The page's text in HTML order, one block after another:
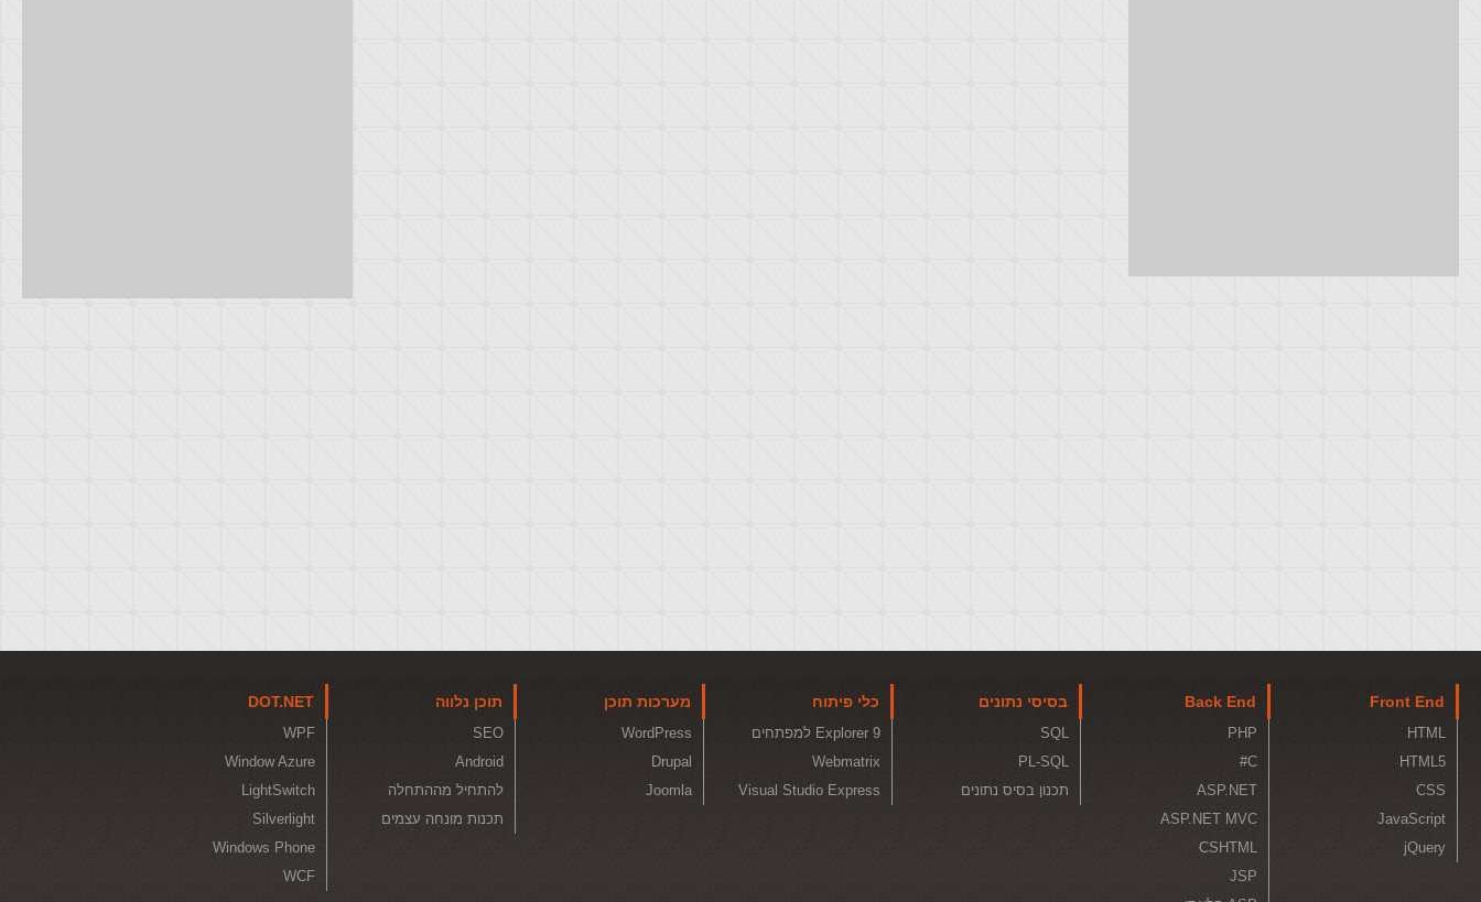
Front End
HTML
HTML5
CSS
JavaScript
jQuery
Back End
PHP
C#
ASP.NET
ASP.NET MVC
CSHTML
JSP
בסיסי נתונים
SQL
PL-SQL
תכנון בסיס נתונים
כלי פיתוח
Explorer 9 למפתחים
Webmatrix
Visual Studio Express
מערכות תוכן
WordPress
Drupal
Joomla
תוכן נלווה
SEO
Android
להתחיל מההתחלה
תכנות מונחה עצמים
DOT.NET
WPF
Window Azure
LightSwitch
Silverlight
Windows Phone
WCF